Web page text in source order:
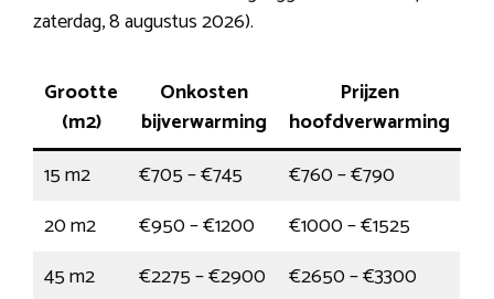
zaterdag, 8 augustus 2026).
Grootte
(m2)
Onkosten
bijverwarming
Prijzen
hoofdverwarming
15 m2
€705 – €745
€760 – €790
20 m2
€950 – €1200
€1000 – €1525
45 m2
€2275 – €2900
€2650 – €3300